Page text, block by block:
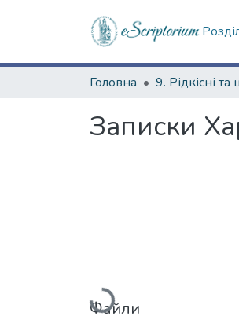
Головна
Записки
Вантажиться...
Файли